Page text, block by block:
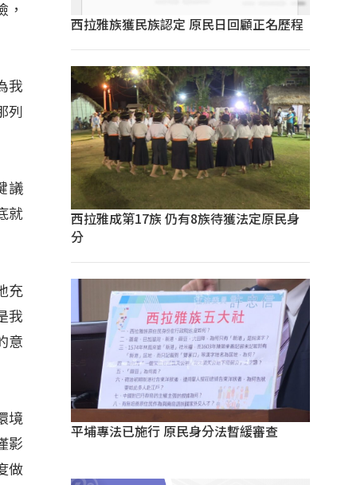
，
我
列
議
就
充
我
意
境
影
做
西拉雅族獲民族認定 原民日回顧正名歷程
西拉雅成第17族 仍有8族待獲法定原民身
分
平埔專法已施行 原民身分法暫緩審查